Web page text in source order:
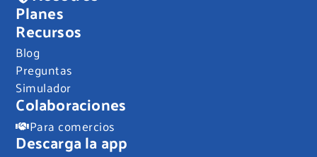
Planes
Recursos
Blog
Preguntas
Simulador
Colaboraciones
Para comercios
Descarga la app